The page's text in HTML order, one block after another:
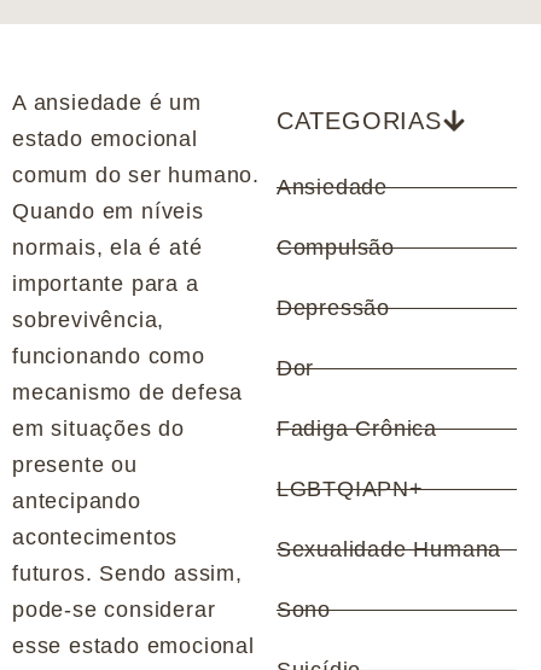
A ansiedade é um
estado emocional
comum do ser humano.
Quando em níveis
normais, ela é até
importante para a
sobrevivência,
funcionando como
mecanismo de defesa
em situações do
presente ou
antecipando
acontecimentos
futuros. Sendo assim,
pode-se considerar
esse estado emocional
CATEGORIAS
Ansiedade
Compulsão
Depressão
Dor
Fadiga Crônica
LGBTQIAPN+
Sexualidade Humana
Sono